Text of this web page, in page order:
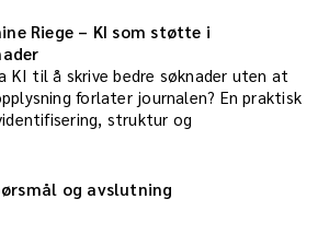
Riege – KI som støtte i
KI til å skrive bedre søknader uten at
forlater journalen? En praktisk
struktur og
og avslutning